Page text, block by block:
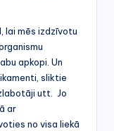
lai mēs izdzīvotu
apkopi. Un
sliktie
utt. Jo
ar
no visa liekā